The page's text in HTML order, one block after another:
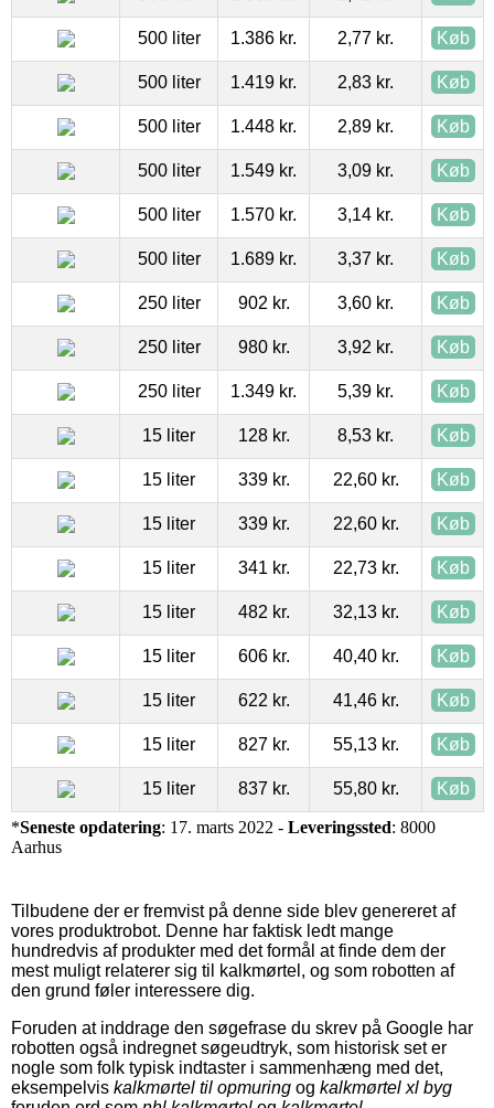
500 liter 1.386 kr. 2,77 kr. Køb
500 liter 1.419 kr. 2,83 kr. Køb
500 liter 1.448 kr. 2,89 kr. Køb
500 liter 1.549 kr. 3,09 kr. Køb
500 liter 1.570 kr. 3,14 kr. Køb
500 liter 1.689 kr. 3,37 kr. Køb
250 liter 902 kr. 3,60 kr. Køb
250 liter 980 kr. 3,92 kr. Køb
250 liter 1.349 kr. 5,39 kr. Køb
15 liter 128 kr. 8,53 kr. Køb
15 liter 339 kr. 22,60 kr. Køb
15 liter 339 kr. 22,60 kr. Køb
15 liter 341 kr. 22,73 kr. Køb
15 liter 482 kr. 32,13 kr. Køb
15 liter 606 kr. 40,40 kr. Køb
15 liter 622 kr. 41,46 kr. Køb
15 liter 827 kr. 55,13 kr. Køb
15 liter 837 kr. 55,80 kr. Køb
*Seneste opdatering: 17. marts 2022 - Leveringssted: 8000
Aarhus
Tilbudene der er fremvist på denne side blev genereret af
vores produktrobot. Denne har faktisk ledt mange
hundredvis af produkter med det formål at finde dem der
mest muligt relaterer sig til kalkmørtel, og som robotten af
den grund føler interessere dig.
Foruden at inddrage den søgefrase du skrev på Google har
robotten også indregnet søgeudtryk, som historisk set er
nogle som folk typisk indtaster i sammenhæng med det,
eksempelvis kalkmørtel til opmuring og kalkmørtel xl byg